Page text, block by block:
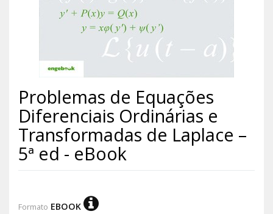
Problemas de Equações
Diferenciais Ordinárias e
Transformadas de Laplace –
5ª ed - eBook
Formato EBOOK